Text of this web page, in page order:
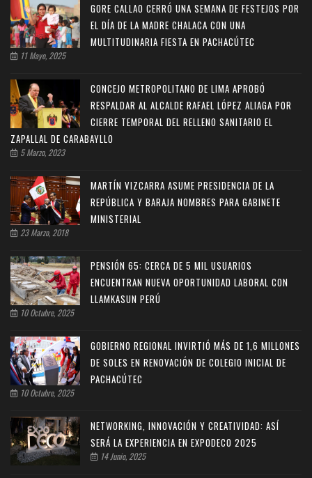
GORE CALLAO CERRÓ UNA SEMANA DE FESTEJOS POR
EL DÍA DE LA MADRE CHALACA CON UNA
MULTITUDINARIA FIESTA EN PACHACÚTEC
11 Mayo, 2025
CONCEJO METROPOLITANO DE LIMA APROBÓ
RESPALDAR AL ALCALDE RAFAEL LÓPEZ ALIAGA POR
CIERRE TEMPORAL DEL RELLENO SANITARIO EL
ZAPALLAL DE CARABAYLLO
5 Marzo, 2023
MARTÍN VIZCARRA ASUME PRESIDENCIA DE LA
REPÚBLICA Y BARAJA NOMBRES PARA GABINETE
MINISTERIAL
23 Marzo, 2018
PENSIÓN 65: CERCA DE 5 MIL USUARIOS
ENCUENTRAN NUEVA OPORTUNIDAD LABORAL CON
LLAMKASUN PERÚ
10 Octubre, 2025
GOBIERNO REGIONAL INVIRTIÓ MÁS DE 1,6 MILLONES
DE SOLES EN RENOVACIÓN DE COLEGIO INICIAL DE
PACHACÚTEC
10 Octubre, 2025
NETWORKING, INNOVACIÓN Y CREATIVIDAD: ASÍ
SERÁ LA EXPERIENCIA EN EXPODECO 2025
14 Junio, 2025